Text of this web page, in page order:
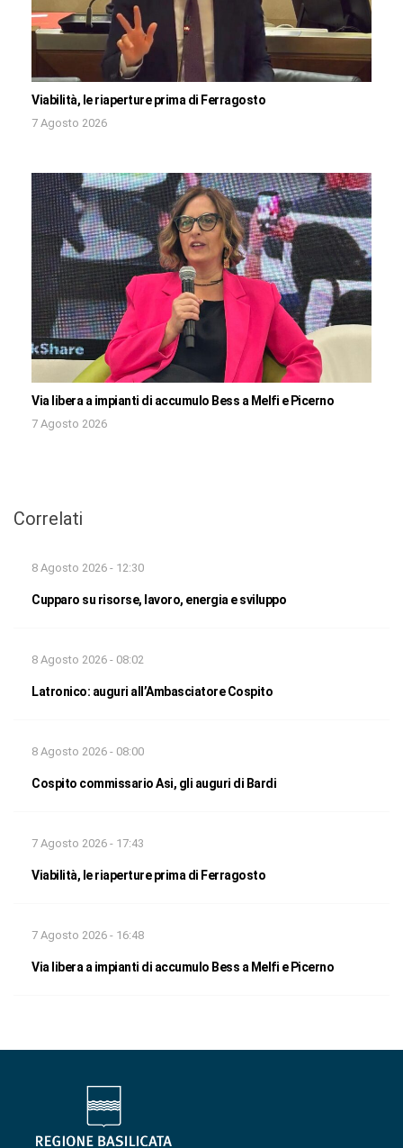
Viabilità, le riaperture prima di Ferragosto
7 Agosto 2026
Via libera a impianti di accumulo Bess a Melfi e Picerno
7 Agosto 2026
Correlati
8 Agosto 2026 - 12:30
Cupparo su risorse, lavoro, energia e sviluppo
8 Agosto 2026 - 08:02
Latronico: auguri all’Ambasciatore Cospito
8 Agosto 2026 - 08:00
Cospito commissario Asi, gli auguri di Bardi
7 Agosto 2026 - 17:43
Viabilità, le riaperture prima di Ferragosto
7 Agosto 2026 - 16:48
Via libera a impianti di accumulo Bess a Melfi e Picerno